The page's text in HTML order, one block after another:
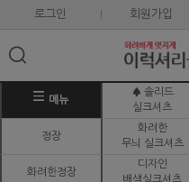
로그인 회원가입
메뉴
♠ 솔리드
실크셔츠
정장
화려한
무늬 실크셔츠
화려한정장
디자인
배색실크셔츠